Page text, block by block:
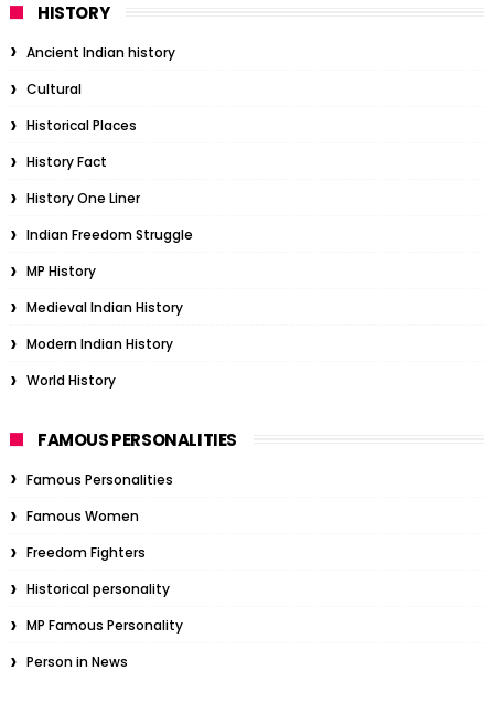
HISTORY
Ancient Indian history
Cultural
Historical Places
History Fact
History One Liner
Indian Freedom Struggle
MP History
Medieval Indian History
Modern Indian History
World History
FAMOUS PERSONALITIES
Famous Personalities
Famous Women
Freedom Fighters
Historical personality
MP Famous Personality
Person in News